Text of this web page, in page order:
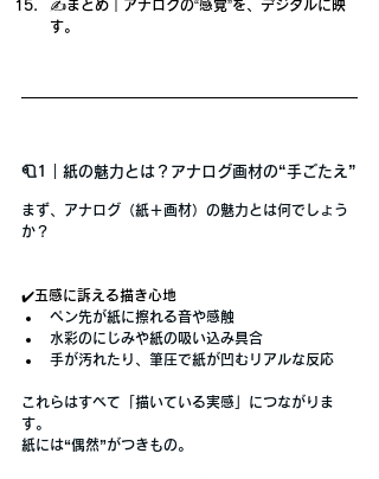
✍️まとめ｜アナログの“感覚”を、デジタルに映
す。
🧻1｜紙の魅力とは？アナログ画材の“手ごたえ”
まず、アナログ（紙＋画材）の魅力とは何でしょう
か？
✔️五感に訴える描き心地
ペン先が紙に擦れる音や感触
水彩のにじみや紙の吸い込み具合
手が汚れたり、筆圧で紙が凹むリアルな反応
これらはすべて「 描いている実感 」につながりま
す。
紙には“偶然”がつきもの。